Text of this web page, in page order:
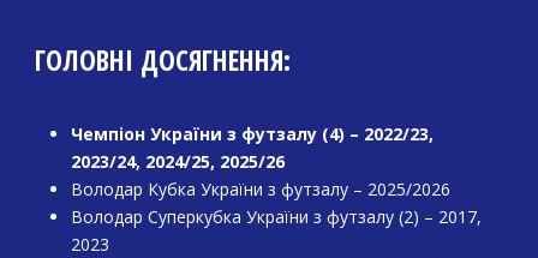
ГОЛОВНІ ДОСЯГНЕННЯ:
Чемпіон України з футзалу (4) – 2022/23,
2023/24, 2024/25, 2025/26
Володар Кубка України з футзалу – 2025/2026
Володар Суперкубка України з футзалу (2) – 2017,
2023